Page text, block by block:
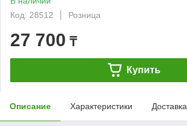
Код: 28512
Розница
27 700 ₸
Купить
Описание Характеристики Доставка